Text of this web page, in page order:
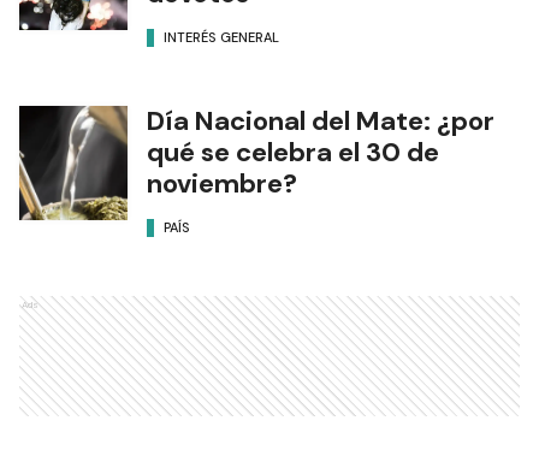
INTERÉS GENERAL
Día Nacional del Mate: ¿por
qué se celebra el 30 de
noviembre?
PAÍS
Ads